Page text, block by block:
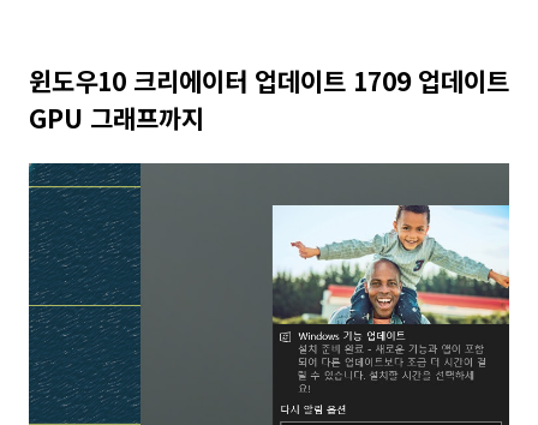
윈도우10 크리에이터 업데이트 1709 업데이트
GPU 그래프까지